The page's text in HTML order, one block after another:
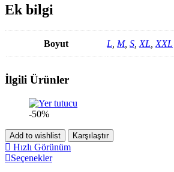
Ek bilgi
Boyut L M, S XL XXL
İlgili Ürünler
-50%
Add to wishlist Karşılaştır
Hızlı Görünüm
Seçenekler